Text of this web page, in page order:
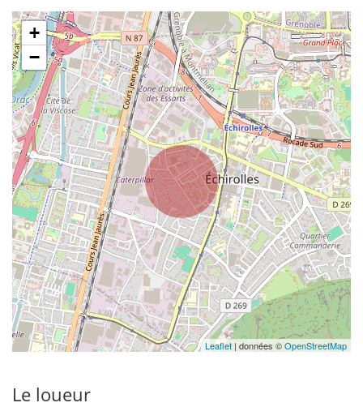
+
−
Leaflet | données ©OpenStreetMap
Le loueur